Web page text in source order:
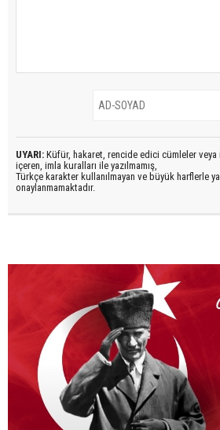
UYARI: Küfür, hakaret, rencide edici cümleler veya
içeren, imla kuralları ile yazılmamış,
Türkçe karakter kullanılmayan ve büyük harflerle
onaylanmamaktadır.